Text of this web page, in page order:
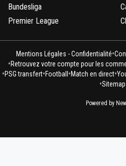
Bundesliga
Premier League
Mentions Légales - Confidentialité•
•Retrouvez votre compte pour les
•PSG transfert•Football •Match en direct•
•Sitemap
Powered by